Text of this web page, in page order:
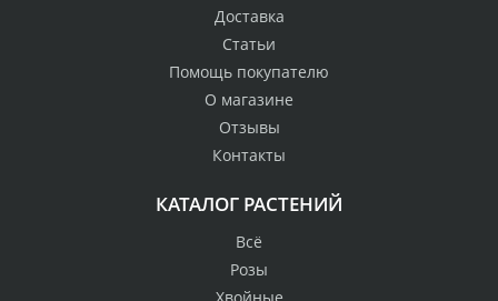
Доставка
Статьи
Помощь покупателю
О магазине
Отзывы
Контакты
КАТАЛОГ РАСТЕНИЙ
Всё
Розы